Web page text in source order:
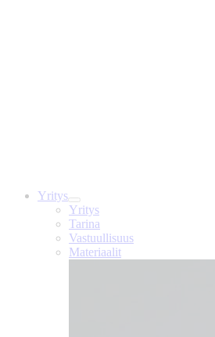
Yritys
Yritys
Tarina
Vastuullisuus
Materiaalit